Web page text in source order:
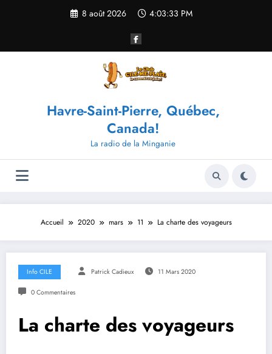
8 août 2026 4:03:33 PM
Havre-Saint-Pierre, Québec,
Canada!
La radio de la Minganie
Accueil 2020 mars 11 La charte des voyageurs
Info CILE Patrick Cadieux 11 Mars 2020
0 Commentaires
La charte des voyageurs